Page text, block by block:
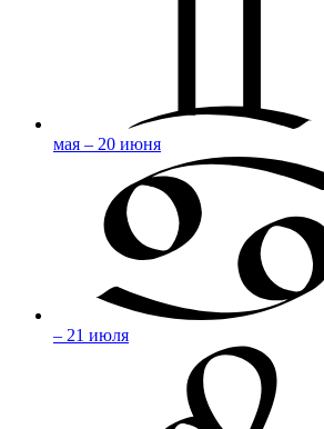
мая – 20 июня
– 21 июля